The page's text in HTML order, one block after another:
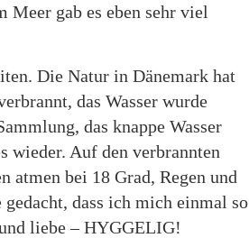
Meer gab es eben sehr viel
Die Natur in Dänemark hat
das Wasser wurde
das knappe Wasser
Auf den verbrannten
atmen bei 18 Grad, Regen und
dass ich mich einmal so
liebe – HYGGELIG!